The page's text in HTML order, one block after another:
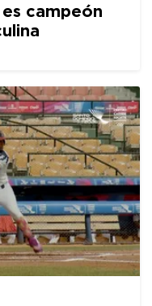
campeón